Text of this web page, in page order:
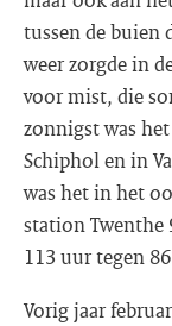
tussen de buien
weer zorgde in
voor mist, die
zonnigst was
Schiphol en in
was het in het
station Twenthe
113 uur tegen
Vorig jaar